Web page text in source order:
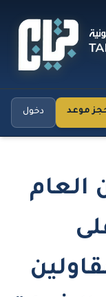
موعد دخول
العام